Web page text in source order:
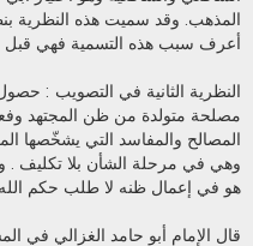
المذهب. وقد سميت هذه النظرية
أعرف سبب هذه التسمية فهي قبل
النظرية الثانية في التصويب :
مصلحة متولدة من ظن المجتهد
المصالح والمفاسد التي يشخّصها
وهي في مرحلة الشأن بلا تكليف .
هو في إعمال ظنه لا طلب حكم